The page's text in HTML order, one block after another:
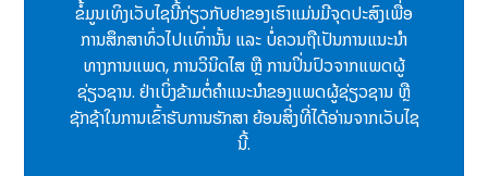
ຂໍ້ມູນເທິງເວັບໄຊນີ້ກ່ຽວກັບຢາຂອງເຮົາແມ່ນມີຈຸດປະສົງເພື່ອ
ການສຶກສາທົ່ວໄປເເທົ່ານັ້ນ ແລະ ບໍ່ຄວນຖືເປັນການແນະນຳ
ທາງການແພດ, ການວິນິດໄສ ຫຼື ການປິ່ນປົວຈາກແພດຜູ້
ຊ່ຽວຊານ. ຢ່າເບິ່ງຂ້າມຕໍ່ຄຳແນະນຳຂອງແພດຜູ້ຊ່ຽວຊານ ຫຼື
ຊັກຊ້າໃນການເຂົ້າຮັບການຮັກສາ ຍ້ອນສິ່ງທີ່ໄດ້ອ່ານຈາກເວັບໄຊ
ນີ້.